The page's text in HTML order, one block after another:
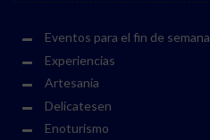
Eventos para el fin de semana
Experiencias
Artesanía
Delicatesen
Enoturismo